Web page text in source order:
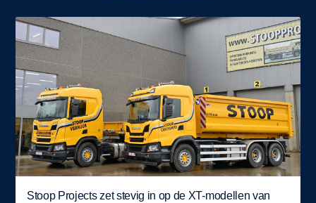
Stoop Projects zet stevig in op de XT-modellen van